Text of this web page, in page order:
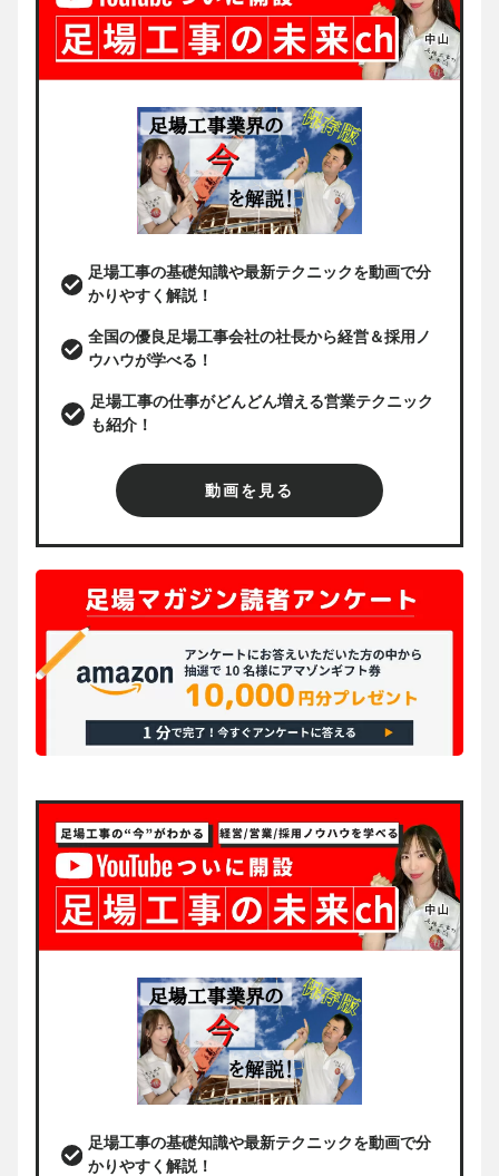
足場工事の基礎知識や最新テクニックを動画で分
かりやすく解説！
全国の優良足場工事会社の社長から経営＆採用ノ
ウハウが学べる！
足場工事の仕事がどんどん増える営業テクニック
も紹介！
動画を見る
足場工事の基礎知識や最新テクニックを動画で分
かりやすく解説！